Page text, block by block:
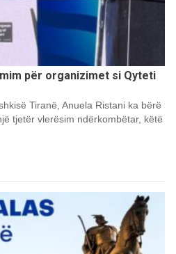
për organizimet si Qyteti
Tiranë, Anuela Ristani ka bërë
tjetër vlerësim ndërkombëtar, këtë